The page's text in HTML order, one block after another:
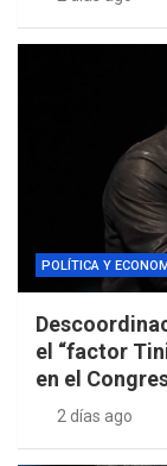
POLÍTICA Y
el “factor
en el
2 días ago